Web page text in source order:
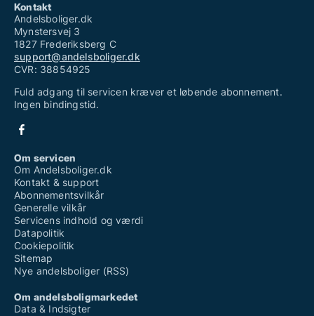
Kontakt
Andelsboliger.dk
Mynstersvej 3
1827 Frederiksberg C
support@andelsboliger.dk
CVR: 38854925
Fuld adgang til servicen kræver et løbende abonnement.
Ingen bindingstid.
Om servicen
Om Andelsboliger.dk
Kontakt & support
Abonnementsvilkår
Generelle vilkår
Servicens indhold og værdi
Datapolitik
Cookiepolitik
Sitemap
Nye andelsboliger (RSS)
Om andelsboligmarkedet
Data & Indsigter